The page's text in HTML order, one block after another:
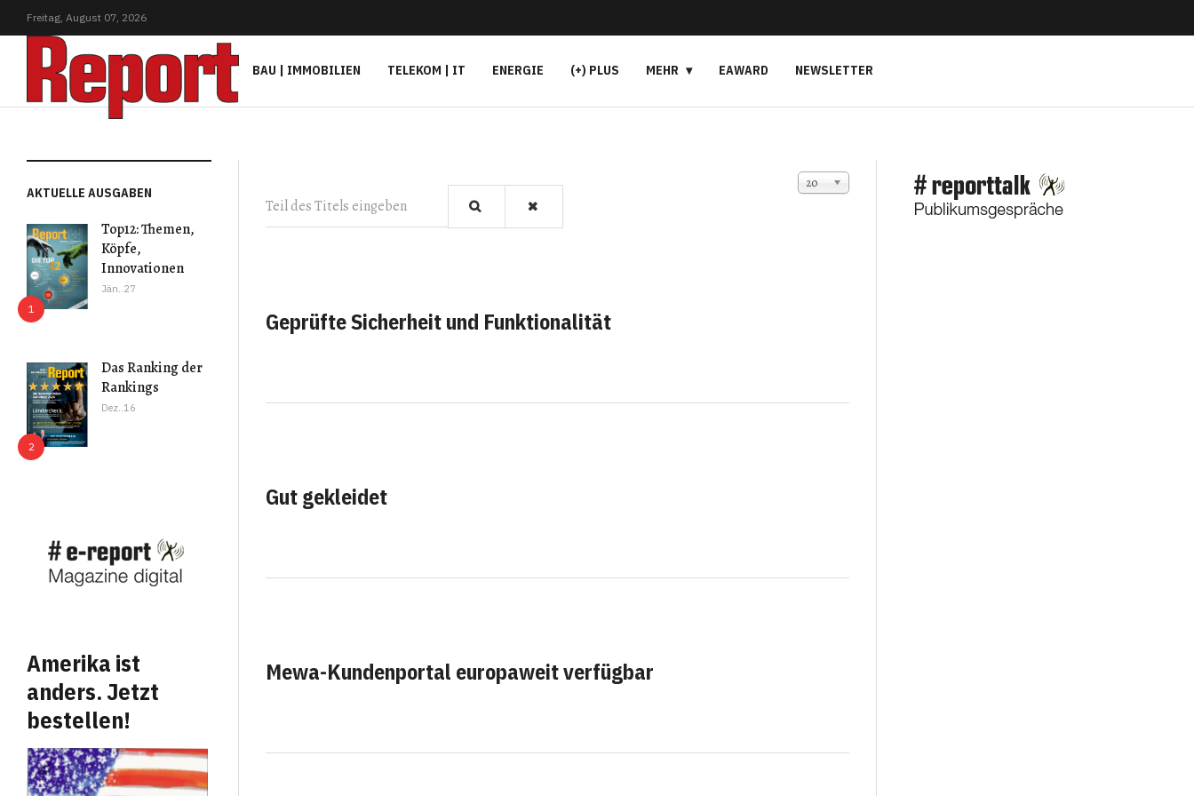
Freitag, August 07, 2026
BAU | IMMOBILIEN TELEKOM | IT ENERGIE (+) PLUS MEHR EAWARD NEWSLETTER
AKTUELLE AUSGABEN
Top12: Themen,
Köpfe,
Innovationen
Jän..27
Das Ranking der
Rankings
Dez..16
Amerika ist
anders. Jetzt
bestellen!
Anzeige #
20
Geprüfte Sicherheit und Funktionalität
Gut gekleidet
Mewa-Kundenportal europaweit verfügbar